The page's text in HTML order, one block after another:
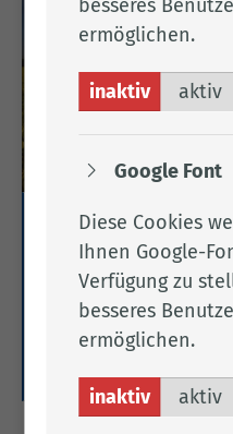
Hier finden Sie
Grundstücksverkehr und
besseres
ermöglichen.
inaktiv aktiv
Google Font
Diese Cookies
Ihnen Google-
Verfügung zu
besseres
ermöglichen.
inaktiv aktiv